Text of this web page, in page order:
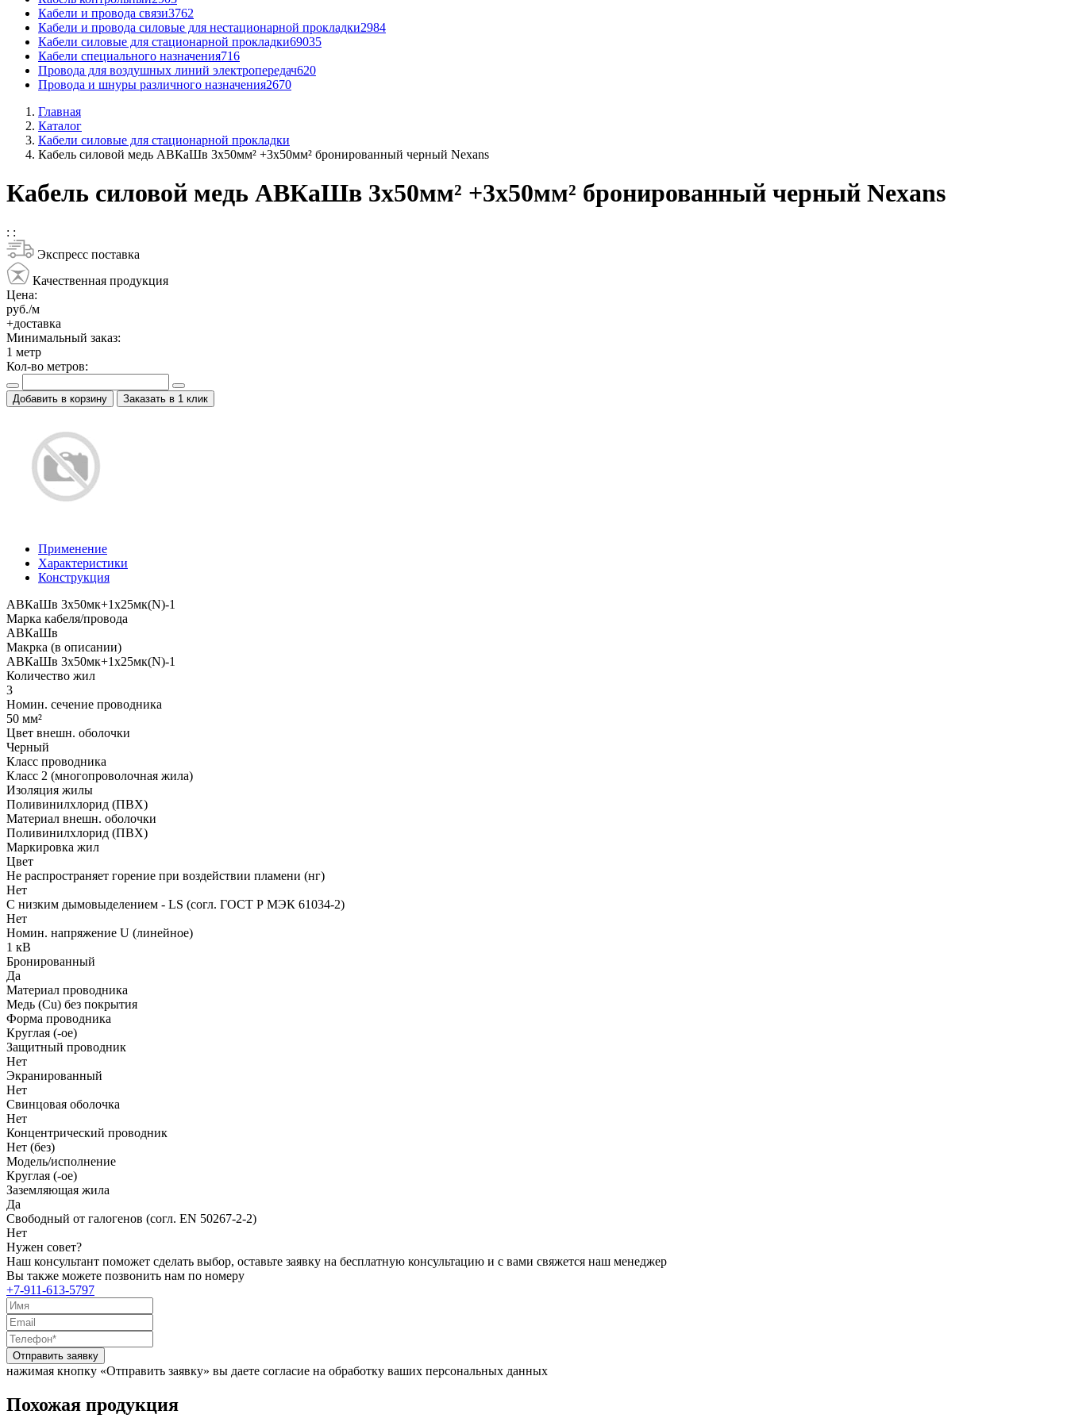
Кабели и провода связи3762
Кабели и провода силовые для нестационарной прокладки2984
Кабели силовые для стационарной прокладки69035
Кабели специального назначения716
Провода для воздушных линий электропередач620
Провода и шнуры различного назначения2670
Главная
Каталог
Кабели силовые для стационарной прокладки
Кабель силовой медь АВКаШв 3x50мм² +3x50мм² бронированный черный Nexans
Кабель силовой медь АВКаШв 3x50мм² +3x50мм² бронированный черный Nexans
: :
Экспресс поставка
Качественная продукция
Цена:
руб./м
+доставка
Минимальный заказ:
1 метр
Кол-во метров:
Добавить в корзину Заказать в 1 клик
Применение
Характеристики
Конструкция
АВКаШв 3x50мк+1x25мк(N)-1
Марка кабеля/провода
АВКаШв
Макрка (в описании)
АВКаШв 3x50мк+1x25мк(N)-1
Количество жил
3
Номин. сечение проводника
50 мм²
Цвет внешн. оболочки
Черный
Класс проводника
Класс 2 (многопроволочная жила)
Изоляция жилы
Поливинилхлорид (ПВХ)
Материал внешн. оболочки
Поливинилхлорид (ПВХ)
Маркировка жил
Цвет
Не распространяет горение при воздействии пламени (нг)
Нет
С низким дымовыделением - LS (согл. ГОСТ Р МЭК 61034-2)
Нет
Номин. напряжение U (линейное)
1 кВ
Бронированный
Да
Материал проводника
Медь (Cu) без покрытия
Форма проводника
Круглая (-ое)
Защитный проводник
Нет
Экранированный
Нет
Свинцовая оболочка
Нет
Концентрический проводник
Нет (без)
Модель/исполнение
Круглая (-ое)
Заземляющая жила
Да
Свободный от галогенов (согл. EN 50267-2-2)
Нет
Нужен совет?
Наш консультант поможет сделать выбор, оставьте заявку на бесплатную консультацию и с вами свяжется наш менеджер
Вы также можете позвонить нам по номеру
+7-911-613-5797
Отправить заявку
нажимая кнопку «Отправить заявку» вы даете согласие на обработку ваших персональных данных
Похожая продукция